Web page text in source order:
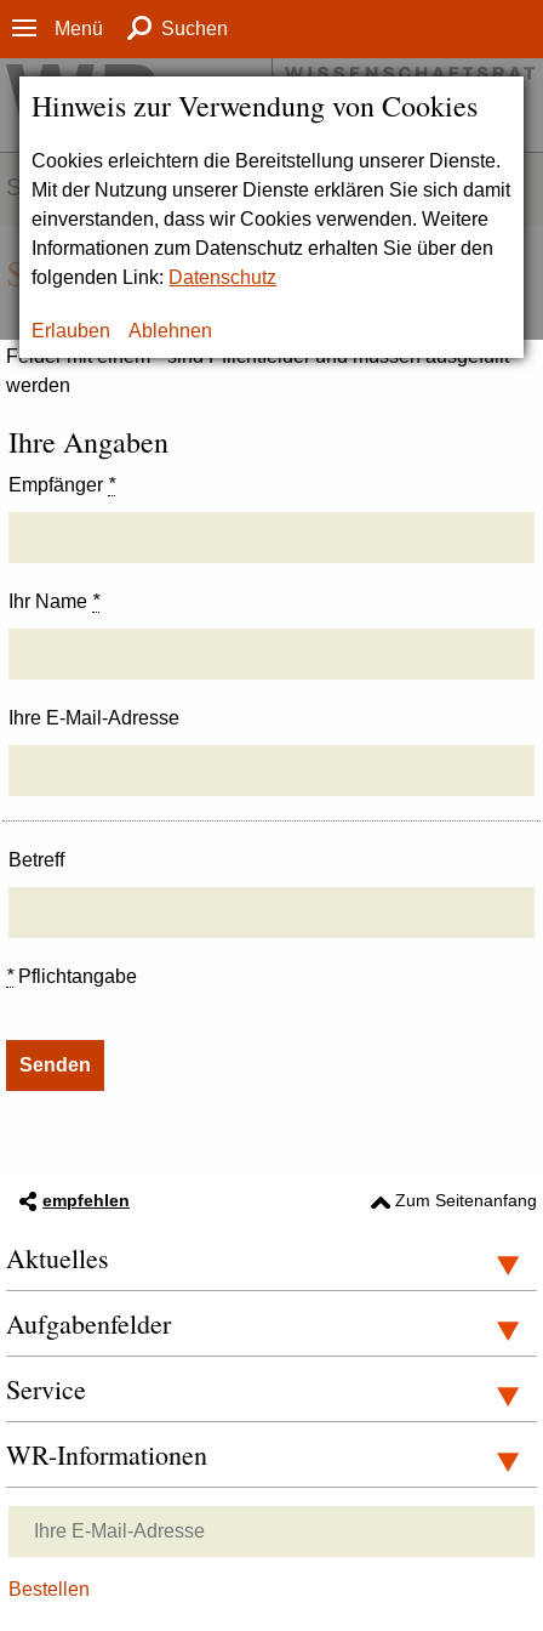
Hinweis zur Verwendung von Cookies
Cookies erleichtern die Bereitstellung unserer Dienste.
Mit der Nutzung unserer Dienste erklären Sie sich damit
einverstanden, dass wir Cookies verwenden. Weitere
Informationen zum Datenschutz erhalten Sie über den
folgenden Link: Datenschutz
Erlauben Ablehnen
Menü Suchen
SERVICE
Seite empfehlen
Felder mit einem * sind Pflichtfelder und müssen ausgefüllt
werden
Ihre Angaben
Empfänger *
Ihr Name *
Ihre E-Mail-Adresse
Betreff
*Pflichtangabe
empfehlen Zum Seitenanfang
Aktuelles
Aufgabenfelder
Service
WR-Informationen